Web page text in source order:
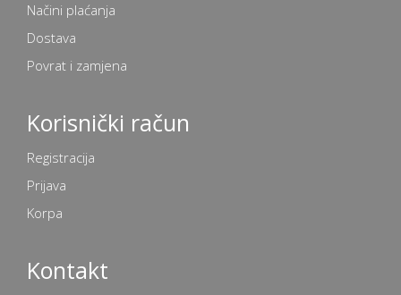
Načini plaćanja
Dostava
Povrat i zamjena
Korisnički račun
Registracija
Prijava
Korpa
Kontakt